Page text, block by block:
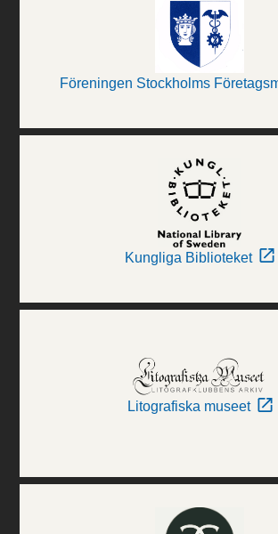
Föreningen Stockholms
Kungliga Biblioteket
Litografiska museet